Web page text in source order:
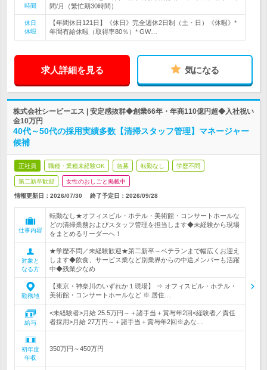
時間
間/月（繁忙期30時間）
休日
休暇
【年間休日121日】《休日》完全週休2日制（土・日）《休暇》*
年間有給休暇（取得率80％）* GW…
求人詳細を見る 気になる
株式会社シービーエス | 安定感抜群◆創業66年・年商110億円超◆入社祝い
金10万円
40代～50代の採用実績多数【清掃スタッフ管理】マネージャー
候補
正社員 職種・業種未経験OK 急募 転勤なし 学歴不問
第二新卒歓迎 女性のおしごと掲載中
情報更新日：2026/07/30 終了予定日： 2026/09/28
仕事内容
転勤なし★オフィスビル・ホテル・美術館・コンサートホールな
どの清掃業務およびスタッフ管理を担当します◆未経験から現場
をまとめるリーダーへ！
対象と
なる方
★学歴不問／未経験歓迎★第二新卒～ベテランまで幅広くお迎え
します◆飲食、サービス業など別業界からの中途メンバーも活躍
中◆残業少なめ
勤務地
【東京・神奈川のいずれか１現場】 ⇒ オフィスビル・ホテル・
美術館・コンサートホールなど ※ 居住…
給与
<未経験者>月給 25.5万円～＋諸手当＋賞与年2回<経験者／責任
者採用>月給 27万円～＋諸手当＋賞与年2回※あな…
初年度
年収
350万円～450万円